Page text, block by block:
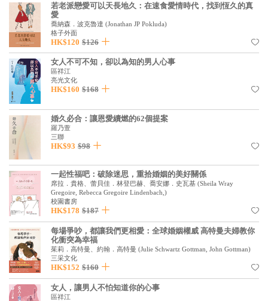
若老派戀愛可以天長地久：在速食愛情時代，找到恆久的真
愛
喬納森．波克魯達 (Jonathan JP Pokluda)
格子外面
HK$120 $126
女人不可不知，卻以為知的男人心事
區祥江
亮光文化
HK$160 $168
婚久必合：讓恩愛續燃的62個提案
羅乃萱
三聯
HK$93 $98
一起性福吧：破除迷思，重拾婚姻的美好關係
席拉．貴格、蕾貝佳．林登巴赫、喬安娜．史瓦基 (Sheila Wray
Gregoire, Rebecca Gregoire Lindenbach, )
校園書房
HK$178 $187
每場爭吵，都讓我們更相愛：全球婚姻權威 高特曼夫婦教你
化衝突為幸福
茱莉．高特曼、約翰．高特曼 (Julie Schwartz Gottman, John Gottman)
三采文化
HK$152 $160
女人，讓男人不怕知道你的心事
區祥江